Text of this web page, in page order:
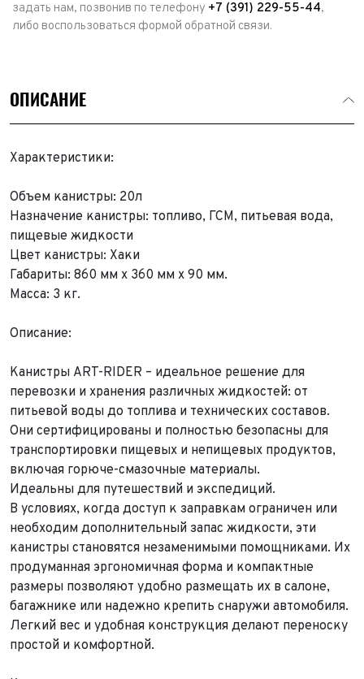
задать нам, позвонив по телефону +7 (391) 229-55-44,
либо воспользоваться формой обратной связи.
ОПИСАНИЕ
Характеристики:
Объем канистры: 20л
Назначение канистры: топливо, ГСМ, питьевая вода,
пищевые жидкости
Цвет канистры: Хаки
Габариты: 860 мм х 360 мм х 90 мм.
Масса: 3 кг.
Описание:
Канистры ART-RIDER – идеальное решение для
перевозки и хранения различных жидкостей: от
питьевой воды до топлива и технических составов.
Они сертифицированы и полностью безопасны для
транспортировки пищевых и непищевых продуктов,
включая горюче-смазочные материалы.
Идеальны для путешествий и экспедиций.
В условиях, когда доступ к заправкам ограничен или
необходим дополнительный запас жидкости, эти
канистры становятся незаменимыми помощниками. Их
продуманная эргономичная форма и компактные
размеры позволяют удобно размещать их в салоне,
багажнике или надежно крепить снаружи автомобиля.
Легкий вес и удобная конструкция делают переноску
простой и комфортной.